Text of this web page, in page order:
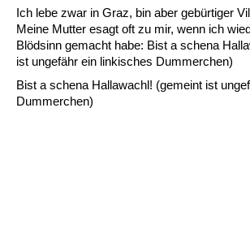
Ich lebe zwar in Graz, bin aber gebürtiger
Meine Mutter esagt oft zu mir, wenn ich
Blödsinn gemacht habe: Bist a schena
ist ungefähr ein linkisches Dummerchen)
Bist a schena Hallawachl! (gemeint ist
Dummerchen)